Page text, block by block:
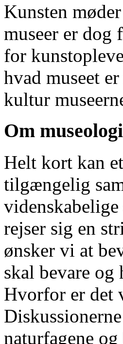
Kunsten
museer er dog
for
hvad museet
kultur
Om museologi
Helt kort kan
tilgængelig
rejser sig en
ønsker vi at
skal bevare
Hvorfor er det
naturfagene